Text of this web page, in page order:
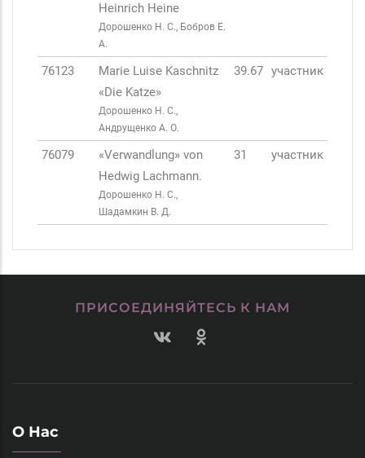
Heinrich Heine
Дорошенко Н. С., Бобров Е.
А.
76123
Marie Luise Kaschnitz
«Die Katze»
Дорошенко Н. С.,
Андрущенко А. О.
39.67 участник
76079
«Verwandlung» von
Hedwig Lachmann.
Дорошенко Н. С.,
Шадамкин В. Д.
31 участник
ПРИСОЕДИНЯЙТЕСЬ К НАМ
О Нас